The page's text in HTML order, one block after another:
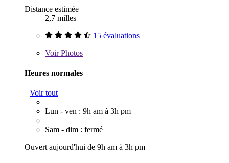
Distance estimée
2,7 milles
15 évaluations
VoirPhotos
Heures normales
Voir tout
Lun - ven : 9h am à 3h pm
Sam - dim : fermé
Ouvert aujourd'hui de 9h am à 3h pm